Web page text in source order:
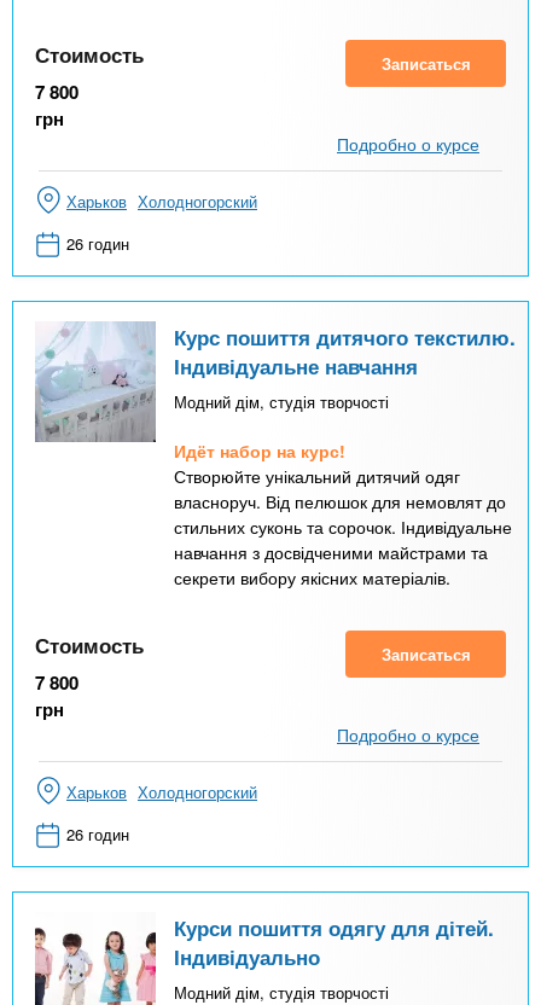
Стоимость
7 800
грн
Записаться
Подробно о курсе
Харьков Холодногорский
26 годин
Курс пошиття дитячого текстилю.
Індивідуальне навчання
Модний дім, студія творчості
Идёт набор на курс!
Створюйте унікальний дитячий одяг
власноруч. Від пелюшок для немовлят до
стильних суконь та сорочок. Індивідуальне
навчання з досвідченими майстрами та
секрети вибору якісних матеріалів.
Стоимость
7 800
грн
Записаться
Подробно о курсе
Харьков Холодногорский
26 годин
Курси пошиття одягу для дітей.
Індивідуально
Модний дім, студія творчості